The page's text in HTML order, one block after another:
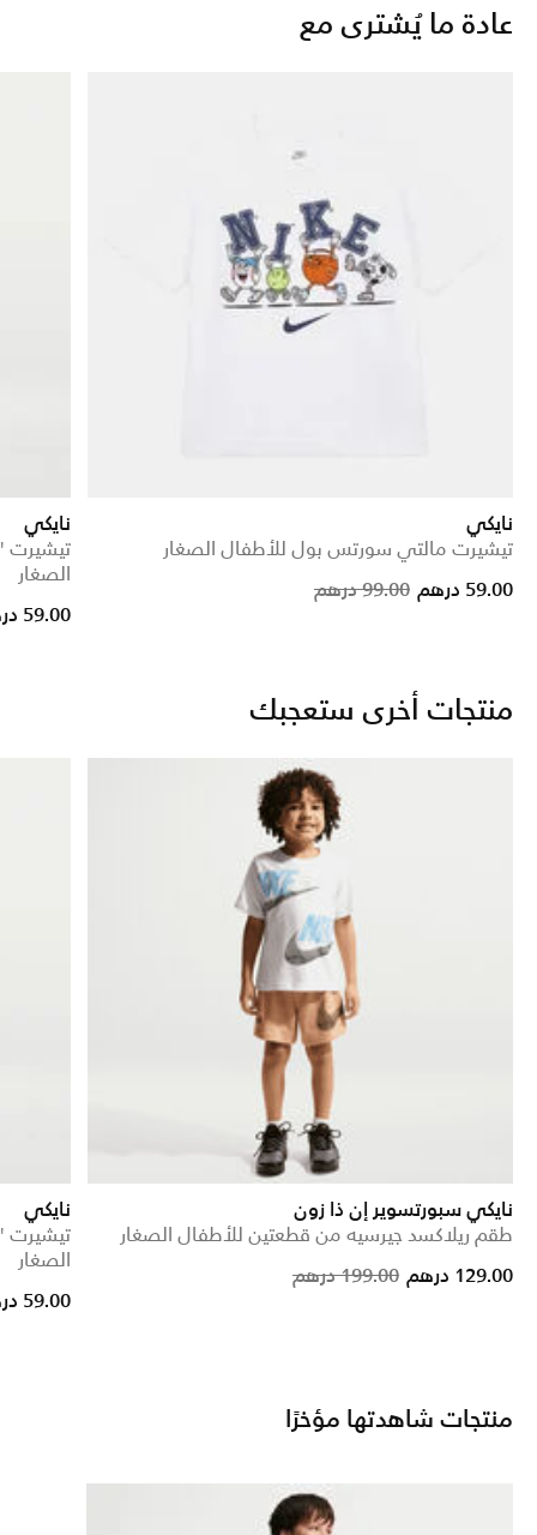
عادة ما يُشترى مع
نايكي
تيشيرت مالتي سورتس بول للأطفال الصغار
Price reduced from
99.00 درهم
to 59.00 درهم
نايكي
الصغار
59.00 درهم
منتجات أخرى ستعجبك
نايكي سبورتسوير إن ذا زون
طقم ريلاكسد جيرسيه من قطعتين للأطفال الصغار
Price reduced from
199.00 درهم to 129.00 درهم
نايكي
الصغار
59.00 درهم
منتجات شاهدتها مؤخرًا